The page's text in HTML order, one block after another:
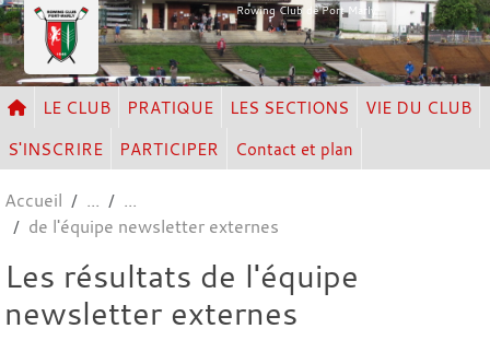
Rowing Club de Port Marly
LE CLUB PRATIQUE LES SECTIONS
VIE DU CLUB
S'INSCRIRE
PARTICIPER Contact et plan
Accueil
de l'équipe newsletter externes
Les résultats de l'équipe
newsletter externes
Panneau de gestion des cookies